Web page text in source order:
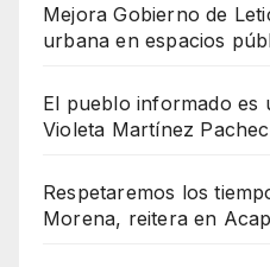
Mejora Gobierno de
urbana en espacios
El pueblo informado es
Violeta Martínez
Respetaremos los
Morena, reitera en